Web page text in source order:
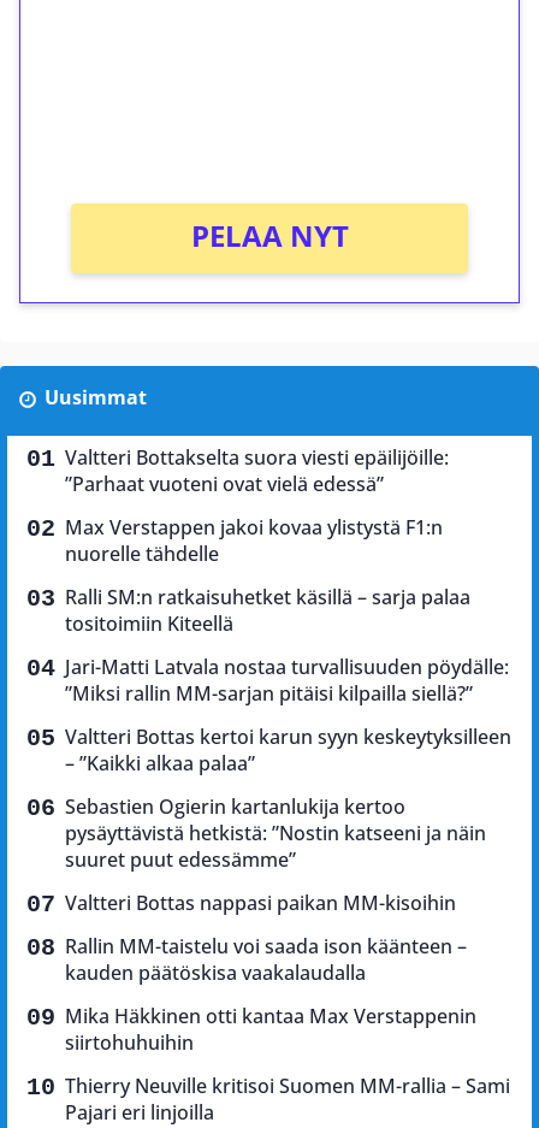
PELAA NYT
Uusimmat
Valtteri Bottakselta suora viesti epäilijöille:
”Parhaat vuoteni ovat vielä edessä”
Max Verstappen jakoi kovaa ylistystä F1:n
nuorelle tähdelle
Ralli SM:n ratkaisuhetket käsillä – sarja palaa
tositoimiin Kiteellä
Jari-Matti Latvala nostaa turvallisuuden pöydälle:
”Miksi rallin MM-sarjan pitäisi kilpailla siellä?”
Valtteri Bottas kertoi karun syyn keskeytyksilleen
– ”Kaikki alkaa palaa”
Sebastien Ogierin kartanlukija kertoo
pysäyttävistä hetkistä: ”Nostin katseeni ja näin
suuret puut edessämme”
Valtteri Bottas nappasi paikan MM-kisoihin
Rallin MM-taistelu voi saada ison käänteen –
kauden päätöskisa vaakalaudalla
Mika Häkkinen otti kantaa Max Verstappenin
siirtohuhuihin
Thierry Neuville kritisoi Suomen MM-rallia – Sami
Pajari eri linjoilla